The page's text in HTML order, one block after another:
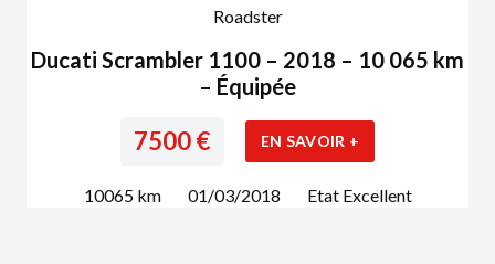
Roadster
Ducati Scrambler 1100 – 2018 – 10 065 km
– Équipée
7500€ EN SAVOIR +
10065km 01/03/2018 Etat Excellent